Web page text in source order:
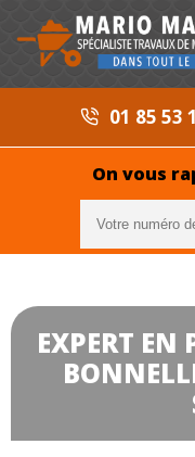
01 85 53
On vous
EXPERT EN